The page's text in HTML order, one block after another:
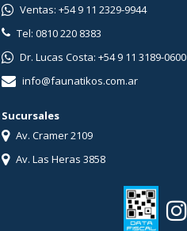
Ventas: +54 9 11 2329-9944
Tel: 0810 220 8383
Dr. Lucas Costa: +54 9 11 3189-0600
info@faunatikos.com.ar
Sucursales
Av. Cramer 2109
Av. Las Heras 3858